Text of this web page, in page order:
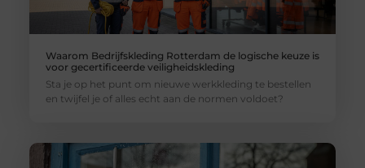
Waarom Bedrijfskleding Rotterdam de logische keuze is
voor gecertificeerde veiligheidskleding
Sta je op het punt om nieuwe werkkleding te bestellen
en twijfel je of alles echt aan de normen voldoet?